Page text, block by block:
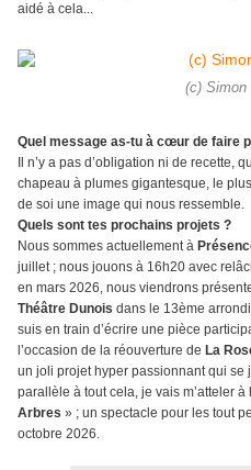
aidé à cela...
(c) Simon
Quel message as-tu à cœur de faire
Il n’y a pas d’obligation ni de recette,
chapeau à plumes gigantesque, le
de soi une image qui nous ressemble.
Quels sont tes prochains projets ?
Nous sommes actuellement à
juillet ; nous jouons à 16h20 avec
en mars 2026, nous viendrons
Théâtre Dunois dans le 13ème
suis en train d’écrire une pièce
l’occasion de la réouverture de La
un joli projet hyper passionnant qui se
parallèle à tout cela, je vais m’atteler à
Arbres » ; un spectacle pour les tout
octobre 2026.